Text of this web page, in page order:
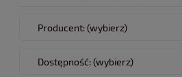
Producent: (wybierz)
Dostępność: (wybierz)